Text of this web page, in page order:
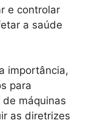
e controlar
a saúde
importância,
para
máquinas
as diretrizes